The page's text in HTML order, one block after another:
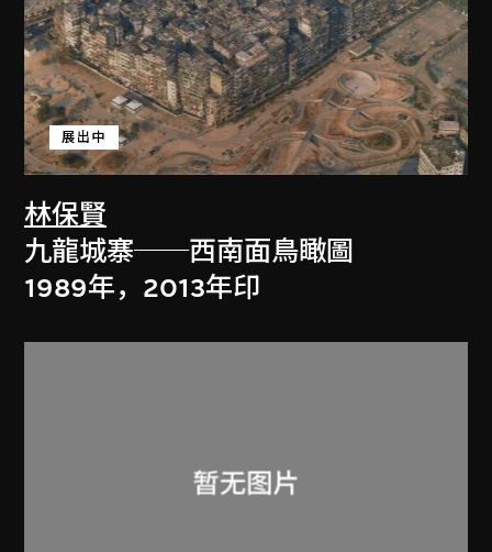
林保賢
展出中
九龍城寨──西南面鳥瞰圖
1989年，2013年印